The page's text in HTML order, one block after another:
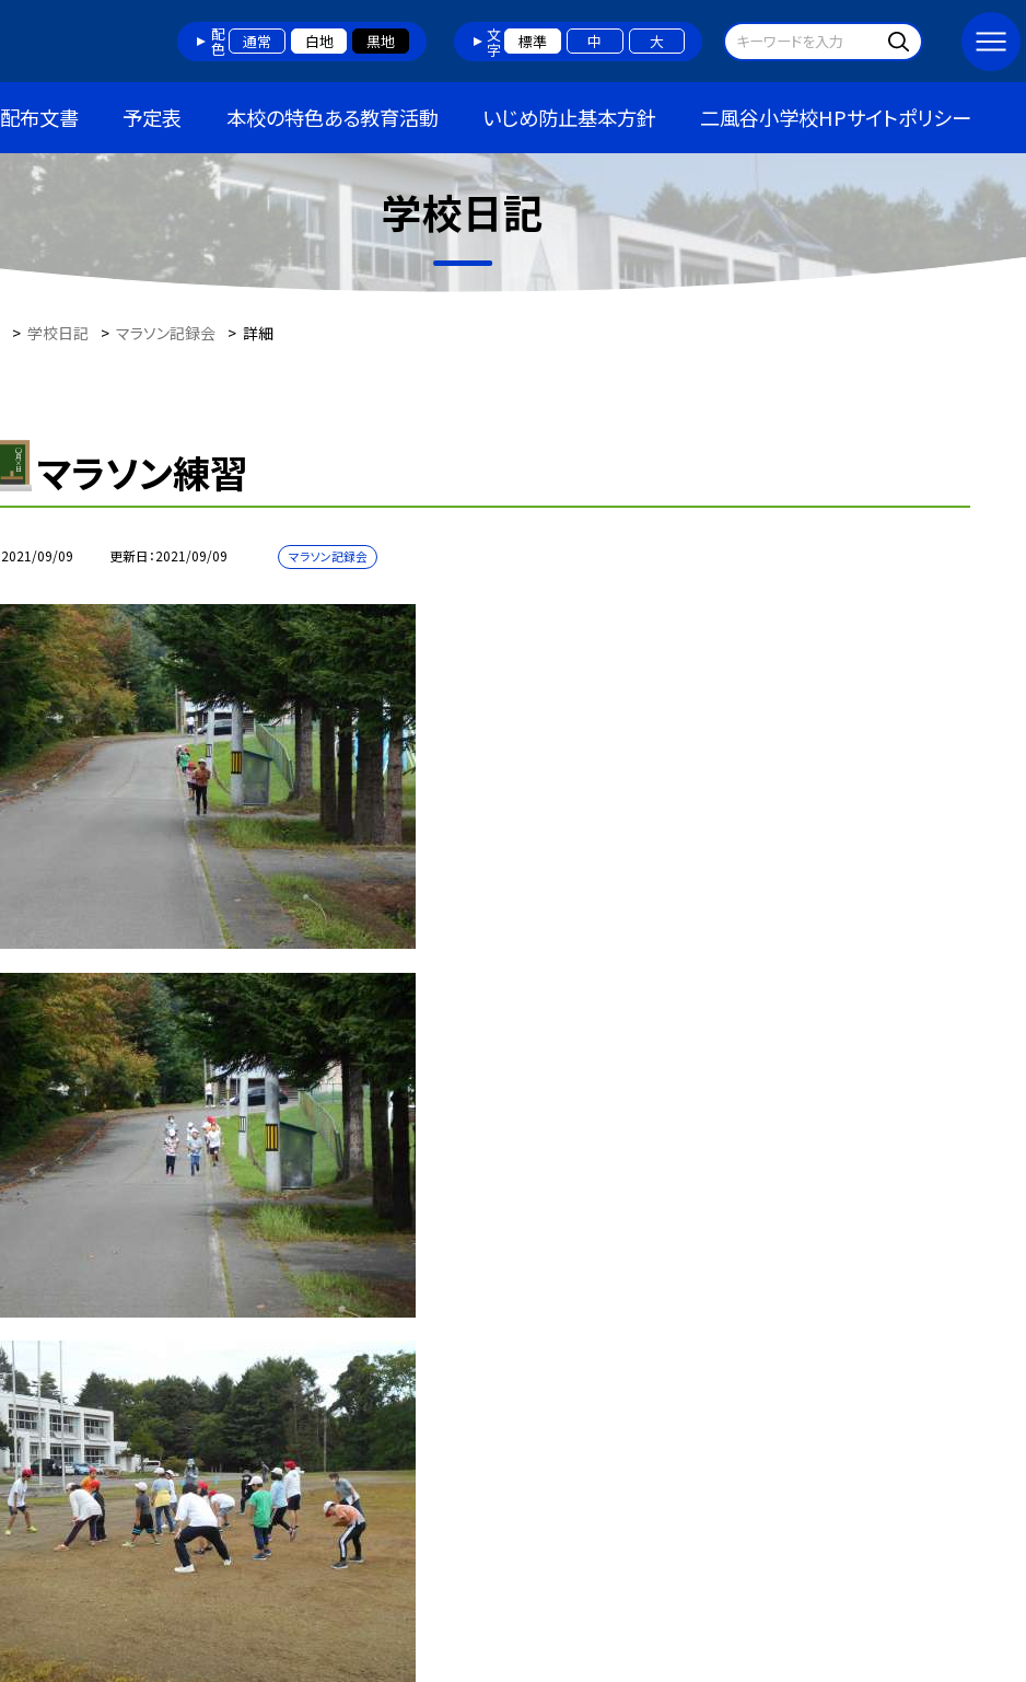
配色 通常 白地 黒地 文字 標準 中 大
配布文書 予定表 本校の特色ある教育活動 いじめ防止基本方針 二風谷小学校HPサイトポリシー
学校日記
> 学校日記 > マラソン記録会 > 詳細
マラソン練習
2021/09/09 更新日 2021/09/09 マラソン記録会